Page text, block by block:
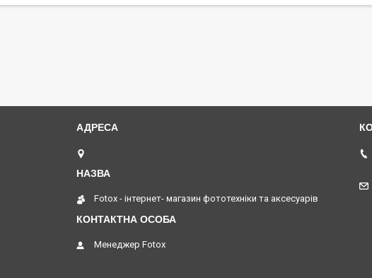
Fotox - інтернет- магазин фототехніки та аксесуарів
Менеджер Fotox